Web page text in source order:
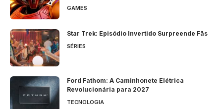
GAMES
Star Trek: Episódio Invertido Surpreende Fãs
SÉRIES
Ford Fathom: A Caminhonete Elétrica
Revolucionária para 2027
TECNOLOGIA